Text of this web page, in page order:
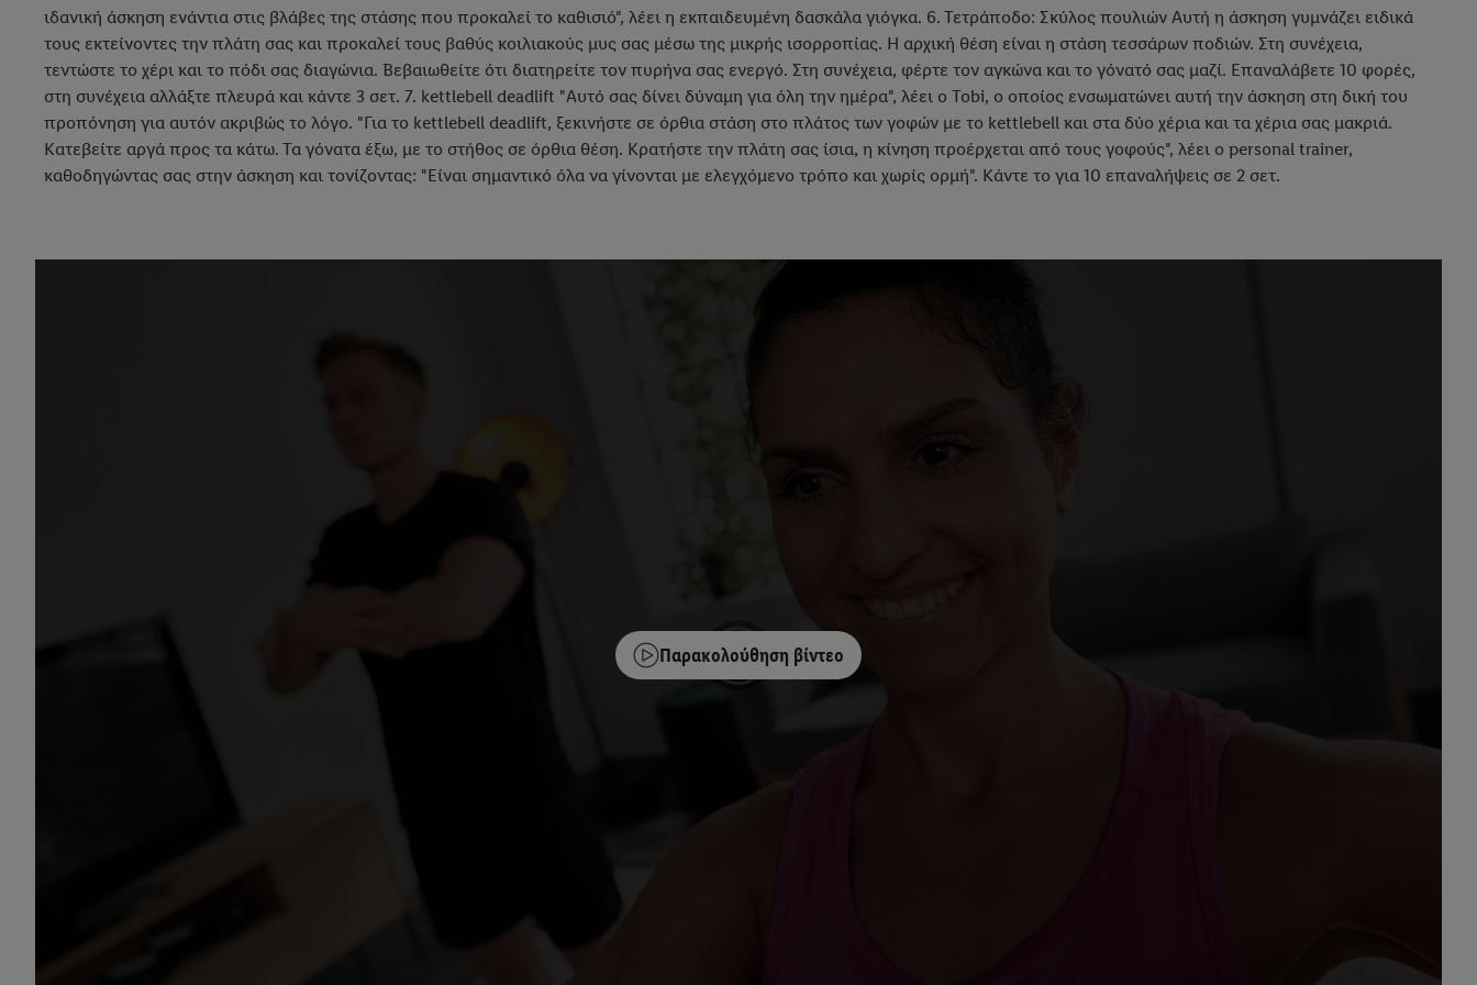
ιδανική άσκηση ενάντια στις βλάβες της στάσης που προκαλεί το καθισιό", λέει η εκπαιδευμένη δασκάλα γιόγκα. 6. Τετράποδο: Σκύλος πουλιών Αυτή η άσκηση γυμνάζει ειδικά
τους εκτείνοντες την πλάτη σας και προκαλεί τους βαθύς κοιλιακούς μυς σας μέσω της μικρής ισορροπίας. Η αρχική θέση είναι η στάση τεσσάρων ποδιών. Στη συνέχεια,
τεντώστε το χέρι και το πόδι σας διαγώνια. Βεβαιωθείτε ότι διατηρείτε τον πυρήνα σας ενεργό. Στη συνέχεια, φέρτε τον αγκώνα και το γόνατό σας μαζί. Επαναλάβετε 10 φορές,
στη συνέχεια αλλάξτε πλευρά και κάντε 3 σετ. 7. kettlebell deadlift "Αυτό σας δίνει δύναμη για όλη την ημέρα", λέει ο Tobi, ο οποίος ενσωματώνει αυτή την άσκηση στη δική του
προπόνηση για αυτόν ακριβώς το λόγο. "Για το kettlebell deadlift, ξεκινήστε σε όρθια στάση στο πλάτος των γοφών με το kettlebell και στα δύο χέρια και τα χέρια σας μακριά.
Κατεβείτε αργά προς τα κάτω. Τα γόνατα έξω, με το στήθος σε όρθια θέση. Κρατήστε την πλάτη σας ίσια, η κίνηση προέρχεται από τους γοφούς", λέει ο personal trainer,
καθοδηγώντας σας στην άσκηση και τονίζοντας: "Είναι σημαντικό όλα να γίνονται με ελεγχόμενο τρόπο και χωρίς ορμή". Κάντε το για 10 επαναλήψεις σε 2 σετ.
Παρακολούθηση βίντεο